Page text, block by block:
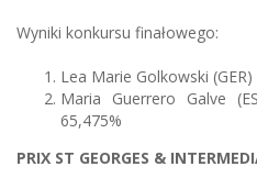
Wyniki konkursu finałowego:
Lea Marie Golkowski
Maria Guerrero Galve
65,475%
PRIX ST GEORGES &